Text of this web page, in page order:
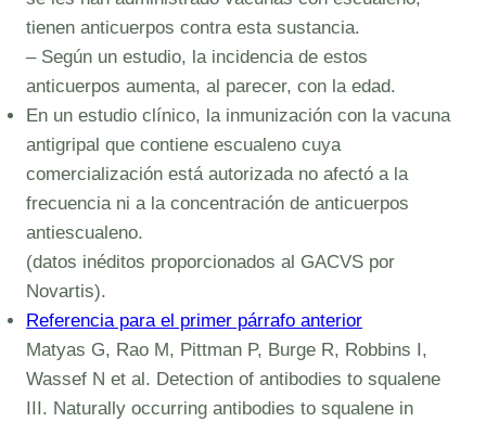
tienen anticuerpos contra esta sustancia.
– Según un estudio, la incidencia de estos
anticuerpos aumenta, al parecer, con la edad.
En un estudio clínico, la inmunización con la vacuna
antigripal que contiene escualeno cuya
comercialización está autorizada no afectó a la
frecuencia ni a la concentración de anticuerpos
antiescualeno.
(datos inéditos proporcionados al GACVS por
Novartis).
Referencia para el primer párrafo anterior
Matyas G, Rao M, Pittman P, Burge R, Robbins I,
Wassef N et al. Detection of antibodies to squalene
III. Naturally occurring antibodies to squalene in